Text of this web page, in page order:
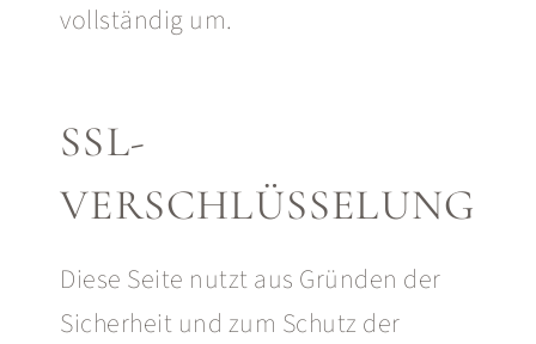
vollständig um.
SSL-
VERSCHLÜSSELUNG
Diese Seite nutzt aus Gründen der
Sicherheit und zum Schutz der